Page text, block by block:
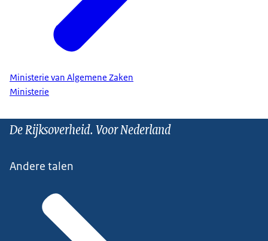
Ministerie van Algemene Zaken
Ministerie
De Rijksoverheid. Voor Nederland
Andere talen